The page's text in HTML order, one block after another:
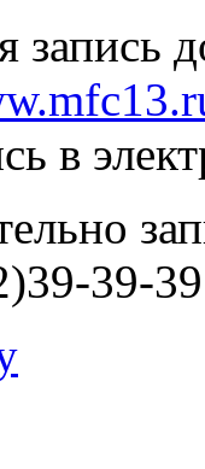
запись
в
39-